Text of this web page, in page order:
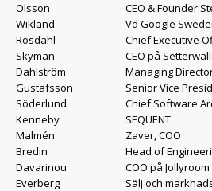
Olsson
CEO & Founder
Wikland
Vd Google
Rosdahl
Chief Executive
Skyman
CEO på
Dahlström
Managing
Gustafsson
Senior Vice
Söderlund
Chief Software
Kenneby
SEQUENT
Malmén
Zaver, COO
Bredin
Head of
Davarinou
COO på Jollyroom
Everberg
Sälj och